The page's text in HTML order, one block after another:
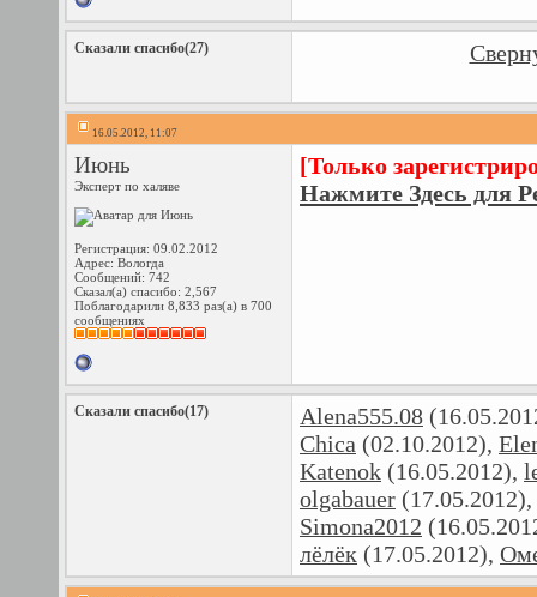
Сказали спасибо(27)
16.05.2012, 11:07
Июнь
Эксперт по халяве
Регистрация: 09.02.2012
Адрес: Вологда
Сообщений: 742
Сказал(а) спасибо: 2,567
Поблагодарили 8,833 раз(а) в 700
сообщениях
[Только
Нажмите Здесь для
Сказали спасибо(17) Alena555.08
Chica (02.10.2012),
Katenok (16.05.2012),
olgabauer (17.05.2012),
Simona2012
лёлёк (17.05.2012),